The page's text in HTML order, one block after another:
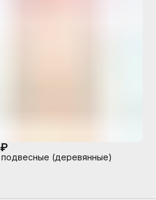
подвесные (деревянные)